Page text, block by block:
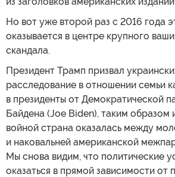
Но вот уже второй раз с 2016 года
оказывается в центре крупного
скандала.
Президент Трамп призвал
расследование в отношении семьи
в президенты от Демократической
Байдена (Joe Biden), таким образом
войной страна оказалась между
и наковальней американской
Мы снова видим, что политические
оказаться в прямой зависимости от